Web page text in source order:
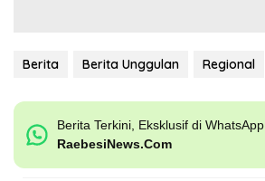
Berita Berita Unggulan Regional
Berita Terkini, Eksklusif di WhatsApp
RaebesiNews.Com